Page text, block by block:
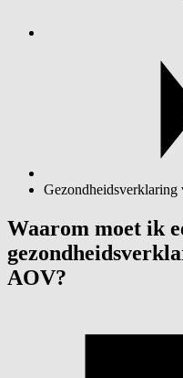
Waarom moet ik
AOV?